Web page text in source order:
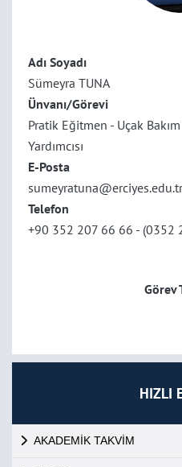
HIZLI
AKADEMİK TAKVİM
Adı Soyadı
Sümeyra TUNA
Ünvanı/Görevi
Pratik Eğitmen - Uçak
Yardımcısı
E-Posta
sumeyratuna@erciyes.edu.tr
Telefon
+90 352 207 66 66 - (0352
Görev